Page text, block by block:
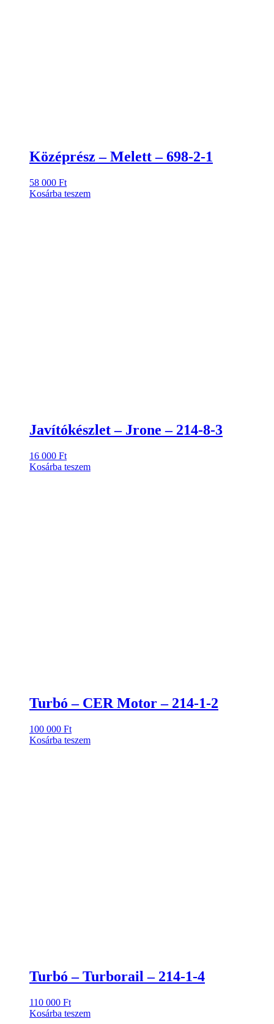
Középrész – Melett – 698-2-1
58 000 Ft
Kosárba teszem
Javítókészlet – Jrone – 214-8-3
16 000 Ft
Kosárba teszem
Turbó – CER Motor – 214-1-2
100 000 Ft
Kosárba teszem
Turbó – Turborail – 214-1-4
110 000 Ft
Kosárba teszem